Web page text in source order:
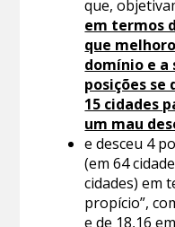
que,
em termos
que
domínio e a
posições se
15 cidades
um mau
e desceu 4
(em 64
cidades) em
propício”,
e de 18,16